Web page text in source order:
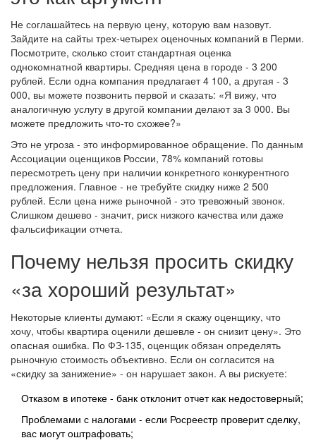
Не соглашайтесь на первую цену, которую вам назовут.
Зайдите на сайты трех-четырех оценочных компаний в Перми.
Посмотрите, сколько стоит стандартная оценка
однокомнатной квартиры. Средняя цена в городе - 3 200
рублей. Если одна компания предлагает 4 100, а другая - 3
000, вы можете позвонить первой и сказать: «Я вижу, что
аналогичную услугу в другой компании делают за 3 000. Вы
можете предложить что-то схожее?»
Это не угроза - это информированное обращение. По данным
Ассоциации оценщиков России, 78% компаний готовы
пересмотреть цену при наличии конкретного конкурентного
предложения. Главное - не требуйте скидку ниже 2 500
рублей. Если цена ниже рыночной - это тревожный звонок.
Слишком дешево - значит, риск низкого качества или даже
фальсификации отчета.
Почему нельзя просить скидку
«за хороший результат»
Некоторые клиенты думают: «Если я скажу оценщику, что
хочу, чтобы квартира оценили дешевле - он снизит цену». Это
опасная ошибка. По ФЗ-135, оценщик обязан определять
рыночную стоимость объективно. Если он согласится на
«скидку за занижение» - он нарушает закон. А вы рискуете:
Отказом в ипотеке - банк отклонит отчет как недостоверный;
Проблемами с налогами - если Росреестр проверит сделку,
вас могут оштрафовать;